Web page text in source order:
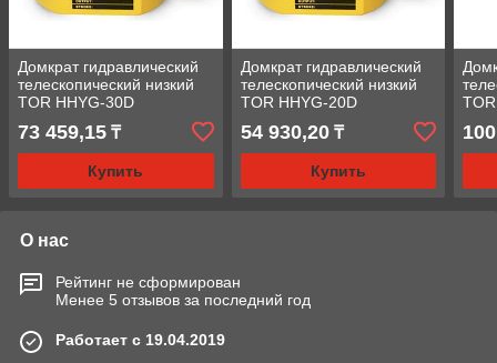
Домкрат гидравлический
телескопический низкий
TOR HHYG-30D
(ДТ30Г54) 30 т, 3ур
73 459,15 ₸
Купить
Домкрат гидравлический
телескопический низкий
TOR HHYG-20D
(ДТ20Г27) 20 т, 2ур
54 930,20₸
Купить
О нас
Рейтинг не сформирован
Менее 5 отзывов за последний год
Работает с 19.04.2019